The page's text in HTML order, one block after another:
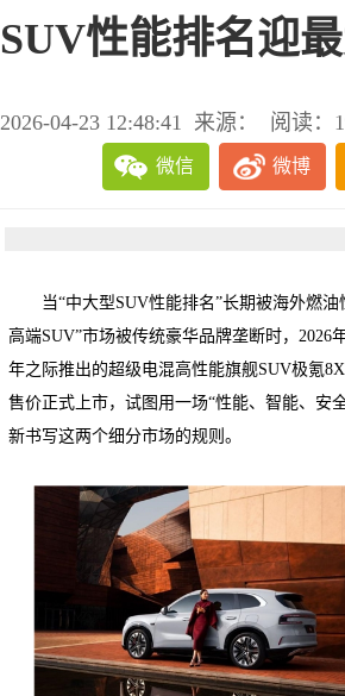
SUV性能排名迎
2026-04-23 12:48:41 来源： 阅读：
微信 微博
当“中大型SUV性能排名”长期被海外燃
高端SUV”市场被传统豪华品牌垄断时，2026
年之际推出的超级电混高性能旗舰SUV极氪
售价正式上市，试图用一场“性能、智能、安
新书写这两个细分市场的规则。